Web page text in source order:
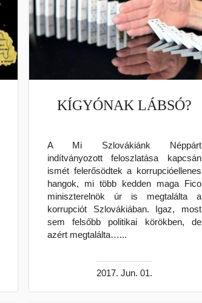
KÍGYÓNAK LÁBSÓ?
A Mi Szlovákiánk Néppárt
indítványozott feloszlatása kapcsán
ismét felerősödtek a korrupcióellenes
hangok, mi több kedden maga Fico
miniszterelnök úr is megtalálta a
korrupciót Szlovákiában. Igaz, most
sem felsőbb politikai körökben, de
azért megtalálta…...
2017. Jun. 01.